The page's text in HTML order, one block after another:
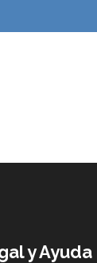
y Ayuda